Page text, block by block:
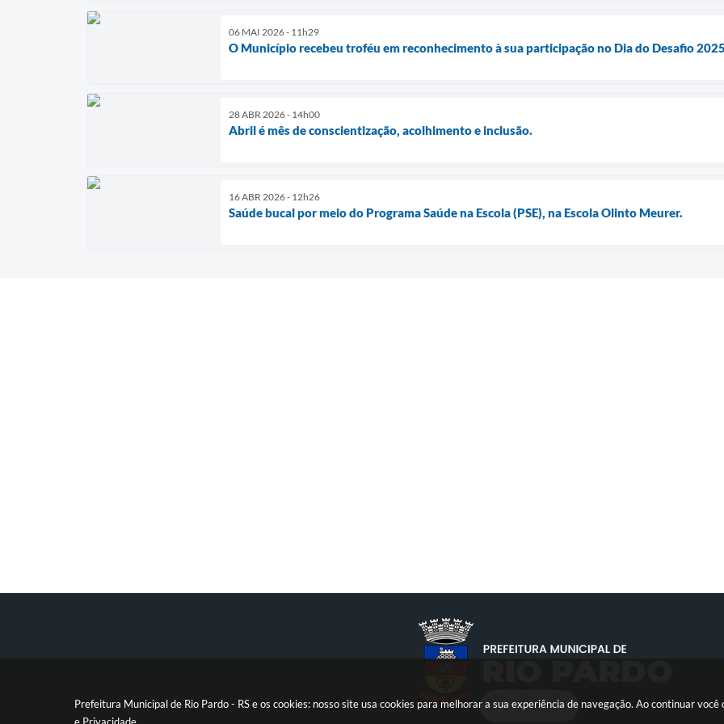
Prefeitura Municipal de Rio Pardo - RS e os cookies: nosso site usa cookies para melhorar a sua experiência de navegação. Ao continuar
06 MAI 2026 - 11h29
O Município recebeu troféu em reconhecimento à sua participação no Dia do Desafio
28 ABR 2026 - 14h00
Abril é mês de conscientização, acolhimento e inclusão.
16 ABR 2026 - 12h26
Saúde bucal por meio do Programa Saúde na Escola (PSE), na Escola Olinto Meurer.